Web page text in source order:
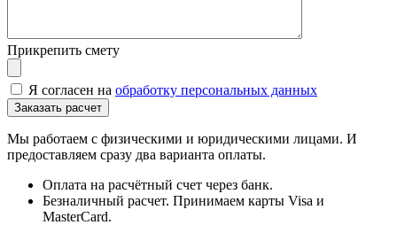
Прикрепить смету
Я согласен на обработку персональных данных
Мы работаем с физическими и юридическими лицами. И
предоставляем сразу два варианта оплаты.
Оплата на расчётный счет через банк.
Безналичный расчет. Принимаем карты Visa и
MasterCard.